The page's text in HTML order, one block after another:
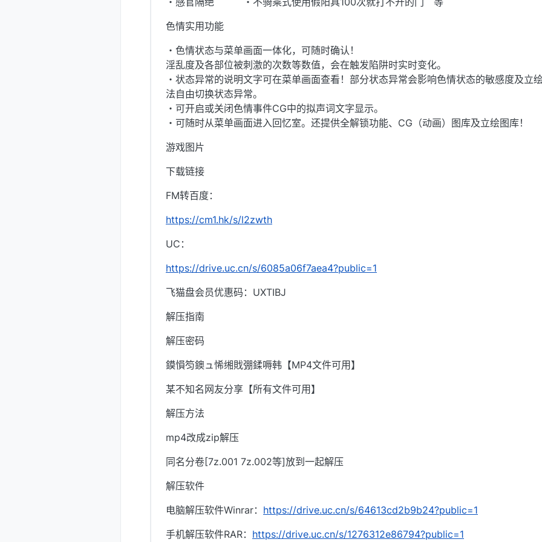
色情实用功能
・色情状态与菜单画面一体化，可随时确认！
淫乱度及各部位被刺激的次数等数值，会在触发陷阱时实时变化。
・状态异常的说明文字可在菜单画面查看！部分状态异常会影响色情状态的敏感度及立
法自由切换状态异常。
・可开启或关闭色情事件CG中的拟声词文字显示。
・可随时从菜单画面进入回忆室。还提供全解锁功能、CG（动画）图库及立绘图库！
游戏图片
下载链接
FM转百度：
https://cm1.hk/s/l2zwth
UC：
https://drive.uc.cn/s/6085a06f7aea4?public=1
飞猫盘会员优惠码：UXTIBJ
解压指南
解压密码
鏌愪笉鐭ュ悕缃戝弸鍒嗕韩【MP4文件可用】
某不知名网友分享【所有文件可用】
解压方法
mp4改成zip解压
同名分卷[7z.001 7z.002等]放到一起解压
解压软件
电脑解压软件Winrar： https://drive.uc.cn/s/64613cd2b9b24?public=1
手机解压软件RAR： https://drive.uc.cn/s/1276312e86794?public=1